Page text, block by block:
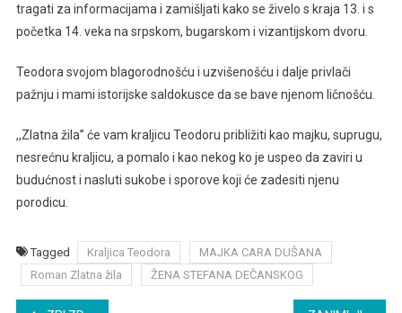
tragati za informacijama i zamišljati kako se živelo s kraja 13. i s
početka 14. veka na srpskom, bugarskom i vizantijskom dvoru.
Teodora svojom blagorodnošću i uzvišenošću i dalje privlači
pažnju i mami istorijske saldokusce da se bave njenom ličnošću.
,,Zlatna žila” će vam kraljicu Teodoru približiti kao majku, suprugu,
nesrećnu kraljicu, a pomalo i kao nekog ko je uspeo da zaviri u
budućnost i nasluti sukobe i sporove koji će zadesiti njenu
porodicu.
Tagged Kraljica Teodora
MAJKA CARA DUŠANA
Roman Zlatna žila
ŽENA STEFANA DEČANSKOG